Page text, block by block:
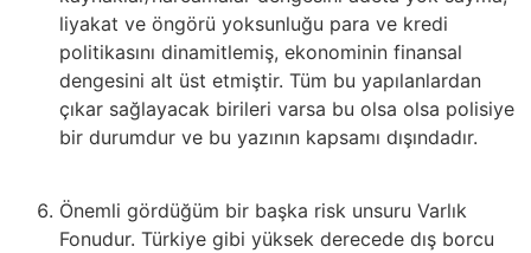
liyakat ve öngörü yoksunluğu para ve kredi
politikasını dinamitlemiş, ekonominin finansal
dengesini alt üst etmiştir. Tüm bu yapılanlardan
çıkar sağlayacak birileri varsa bu olsa olsa polisiye
bir durumdur ve bu yazının kapsamı dışındadır.
Önemli gördüğüm bir başka risk unsuru Varlık
Fonudur. Türkiye gibi yüksek derecede dış borcu